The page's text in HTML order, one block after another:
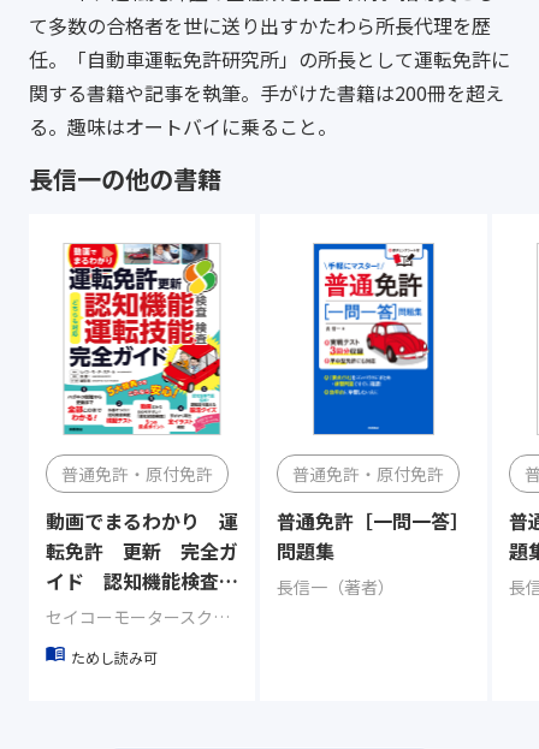
て多数の合格者を世に送り出すかたわら所長代理を歴
任。「自動車運転免許研究所」の所長として運転免許に
関する書籍や記事を執筆。手がけた書籍は200冊を超え
る。趣味はオートバイに乗ること。
長信一の他の書籍
普通免許・原付免許
動画でまるわかり 運
転免許 更新 完全ガ
イド 認知機能検査・
運転技能検査対応
セイコーモータースクール（監修） 長信一（著）
ためし読み可
普通免許・原付免許
普通免許［一問一答］
問題集
長信一（著者）
普
題
長